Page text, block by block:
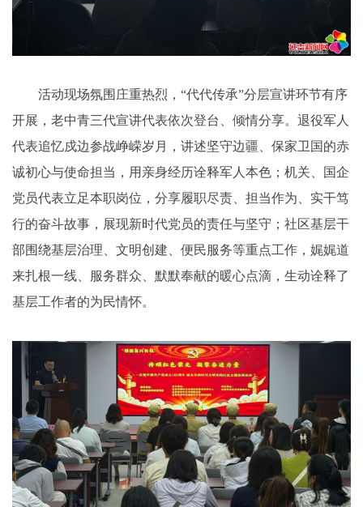
活动现场氛围庄重热烈，“代代传承”分层宣讲环节有序
开展，老中青三代宣讲代表依次登台、倾情分享。退役军人
代表追忆戍边参战峥嵘岁月，讲述坚守边疆、保家卫国的赤
诚初心与使命担当，用亲身经历诠释军人本色；机关、国企
党员代表立足本职岗位，分享履职尽责、担当作为、实干笃
行的奋斗故事，展现新时代党员的责任与坚守；社区基层干
部围绕基层治理、文明创建、便民服务等重点工作，娓娓道
来扎根一线、服务群众、默默奉献的暖心点滴，生动诠释了
基层工作者的为民情怀。